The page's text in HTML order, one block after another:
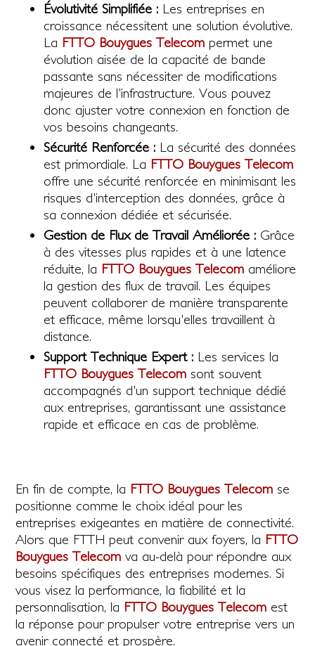
Évolutivité Simplifiée : Les entreprises en
croissance nécessitent une solution évolutive.
La FTTO Bouygues Telecom permet une
évolution aisée de la capacité de bande
passante sans nécessiter de modifications
majeures de l'infrastructure. Vous pouvez
donc ajuster votre connexion en fonction de
vos besoins changeants.
Sécurité Renforcée : La sécurité des données
est primordiale. La FTTO Bouygues Telecom
offre une sécurité renforcée en minimisant les
risques d'interception des données, grâce à
sa connexion dédiée et sécurisée.
Gestion de Flux de Travail Améliorée : Grâce
à des vitesses plus rapides et à une latence
réduite, la FTTO Bouygues Telecom améliore
la gestion des flux de travail. Les équipes
peuvent collaborer de manière transparente
et efficace, même lorsqu'elles travaillent à
distance.
Support Technique Expert : Les services la
FTTO Bouygues Telecom sont souvent
accompagnés d'un support technique dédié
aux entreprises, garantissant une assistance
rapide et efficace en cas de problème.
En fin de compte, la FTTO Bouygues Telecom se
positionne comme le choix idéal pour les
entreprises exigeantes en matière de connectivité.
Alors que FTTH peut convenir aux foyers, la FTTO
Bouygues Telecom va au-delà pour répondre aux
besoins spécifiques des entreprises modernes. Si
vous visez la performance, la fiabilité et la
personnalisation, la FTTO Bouygues Telecom est
la réponse pour propulser votre entreprise vers un
avenir connecté et prospère.